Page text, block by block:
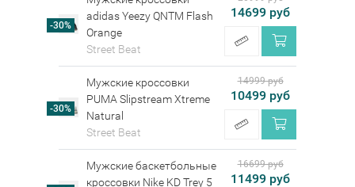
-30%
adidas Yeezy QNTM Flash
Orange
Street Beat
14699 руб
-30%
Мужские кроссовки
PUMA Slipstream Xtreme
Natural
Street Beat
14999 руб
10499 руб
Мужские баскетбольные
кроссовки Nike KD Trey 5
16699 руб
11499 руб